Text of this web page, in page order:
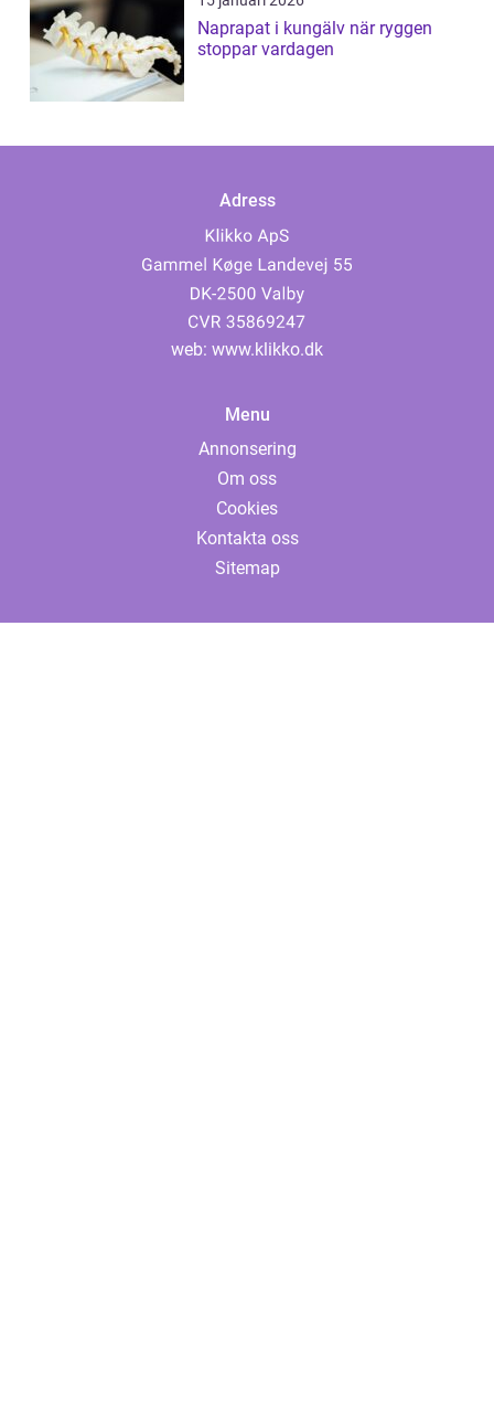
Naprapat i kungälv när ryggen
stoppar vardagen
Adress
web: www.klikko.dk
Menu
Annonsering
Om oss
Cookies
Kontakta oss
Sitemap